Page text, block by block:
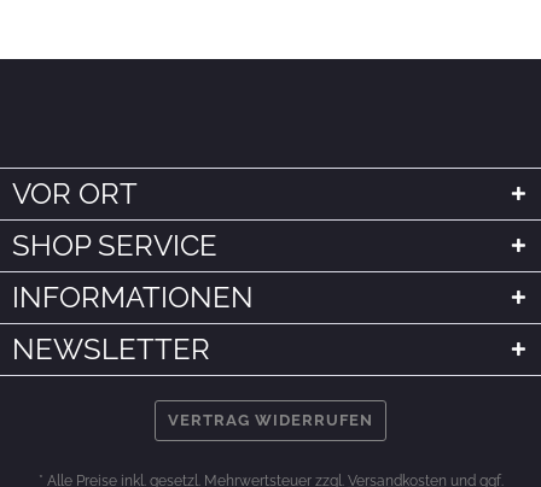
VOR ORT
SHOP SERVICE
INFORMATIONEN
NEWSLETTER
VERTRAG WIDERRUFEN
* Alle Preise inkl. gesetzl. Mehrwertsteuer zzgl. Versandkosten und ggf.